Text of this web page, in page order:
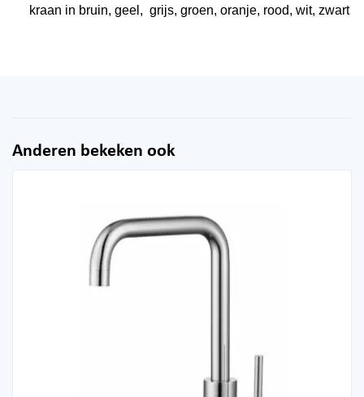
kraan in bruin, geel, grijs, groen, oranje, rood, wit, zwart
Anderen bekeken ook